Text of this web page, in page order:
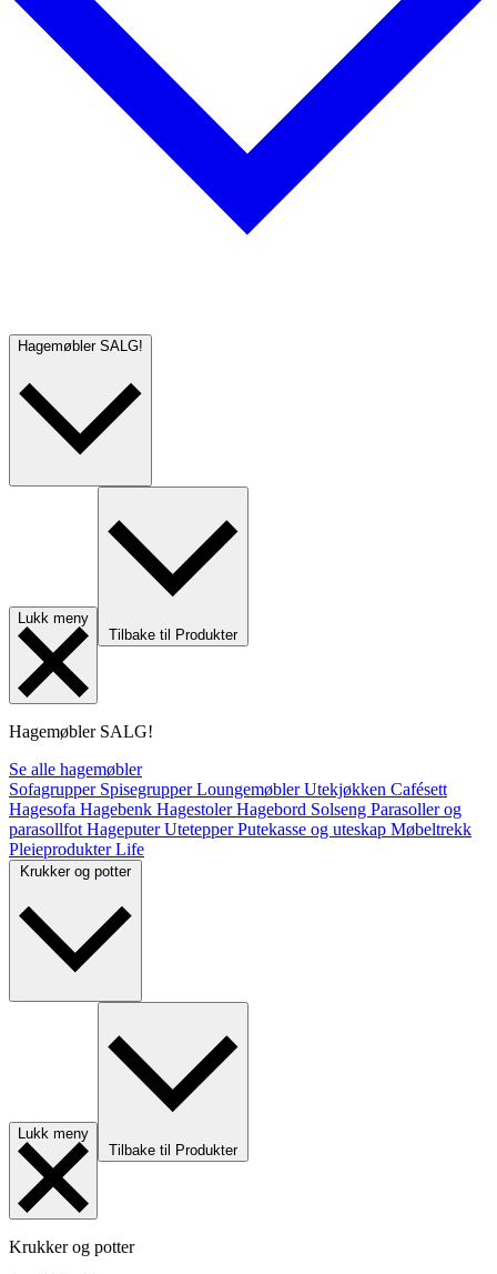
Hagemøbler SALG!
Lukk meny
Tilbake til Produkter
Hagemøbler SALG!
Se alle hagemøbler
Sofagrupper SpisegrupperLoungemøblerUtekjøkken Cafésett
Hagesofa Hagebenk HagestolerHagebord Solseng Parasoller og
parasollfot HageputerUtetepperPutekasse og uteskap Møbeltrekk
PleieprodukterLife
Krukker og potter
Lukk meny
Tilbake til Produkter
Krukker og potter